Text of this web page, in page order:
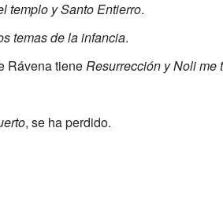
templo y Santo Entierro.
temas de la infancia.
Rávena tieneResurrección y Noli me
, se ha perdido.